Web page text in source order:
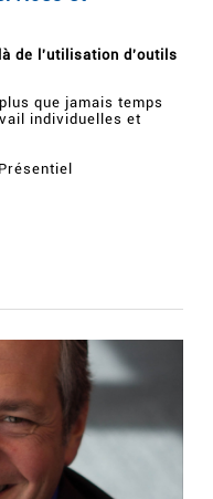
de l'utilisation d'outils
que jamais temps
individuelles et
Présentiel